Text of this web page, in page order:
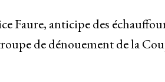
Faure, anticipe des
de dénouement de la